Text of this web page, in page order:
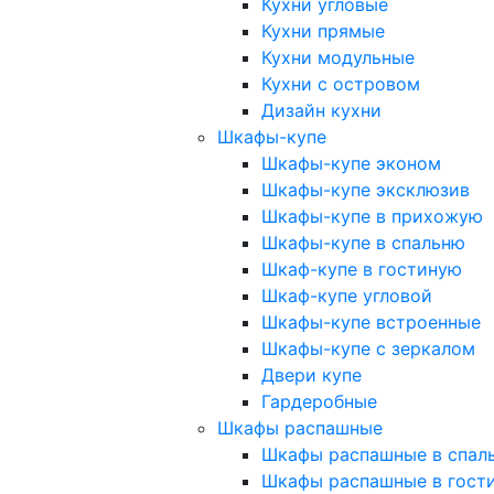
Кухни угловые
Кухни прямые
Кухни модульные
Кухни с островом
Дизайн кухни
Шкафы-купе
Шкафы-купе эконом
Шкафы-купе эксклюзив
Шкафы-купе в прихожую
Шкафы-купе в спальню
Шкаф-купе в гостиную
Шкаф-купе угловой
Шкафы-купе встроенные
Шкафы-купе с зеркалом
Двери купе
Гардеробные
Шкафы распашные
Шкафы распашные в
Шкафы распашные в